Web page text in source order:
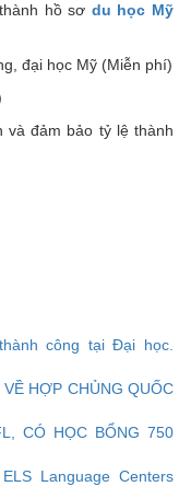
hồ sơ du học Mỹ
đại học Mỹ (Miễn phí)
đảm bảo tỷ lệ thành
công tại Đại học.
HỢP CHỦNG QUỐC
CÓ HỌC BỔNG 750
Language Centers